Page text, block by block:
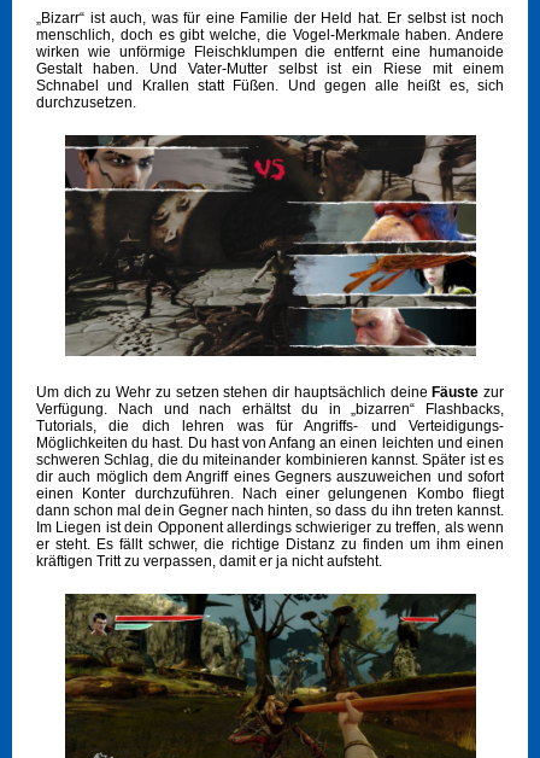
„Bizarr“ ist auch, was für eine Familie der Held hat. Er selbst ist noch
menschlich, doch es gibt welche, die Vogel-Merkmale haben. Andere
wirken wie unförmige Fleischklumpen die entfernt eine humanoide
Gestalt haben. Und Vater-Mutter selbst ist ein Riese mit einem
Schnabel und Krallen statt Füßen. Und gegen alle heißt es, sich
durchzusetzen.
Um dich zu Wehr zu setzen stehen dir hauptsächlich deine Fäuste zur
Verfügung. Nach und nach erhältst du in „bizarren“ Flashbacks,
Tutorials, die dich lehren was für Angriffs- und Verteidigungs-
Möglichkeiten du hast. Du hast von Anfang an einen leichten und einen
schweren Schlag, die du miteinander kombinieren kannst. Später ist es
dir auch möglich dem Angriff eines Gegners auszuweichen und sofort
einen Konter durchzuführen. Nach einer gelungenen Kombo fliegt
dann schon mal dein Gegner nach hinten, so dass du ihn treten kannst.
Im Liegen ist dein Opponent allerdings schwieriger zu treffen, als wenn
er steht. Es fällt schwer, die richtige Distanz zu finden um ihm einen
kräftigen Tritt zu verpassen, damit er ja nicht aufsteht.